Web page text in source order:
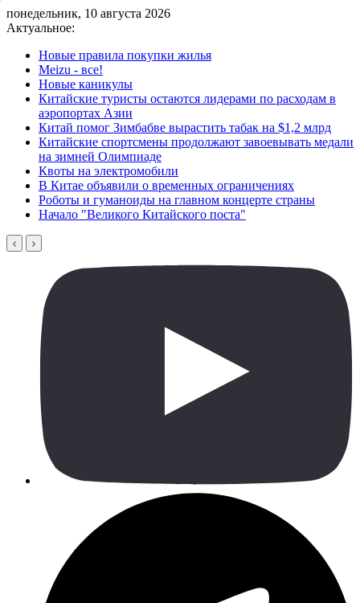
понедельник, 10 августа 2026
Актуальное:
Новые правила покупки жилья
Meizu - все!
Новые каникулы
Китайские туристы остаются лидерами по расходам в
аэропортах Азии
Китай помог Зимбабве вырастить табак на $1,2 млрд
Китайские спортсмены продолжают завоевывать медали
на зимней Олимпиаде
Квоты на электромобили
В Китае объявили о временных ограничениях
Роботы и гуманоиды на главном концерте страны
Начало "Великого Китайского поста"